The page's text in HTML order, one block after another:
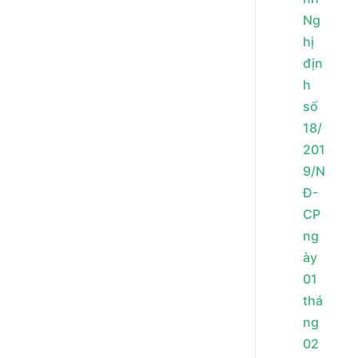
Ng
hị
địn
h
số
18/
201
9/N
Đ-
CP
ng
ày
01
thá
ng
02